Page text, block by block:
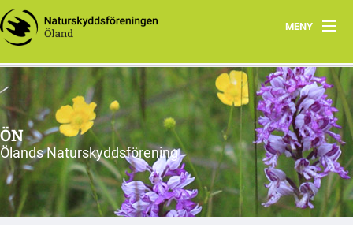
MENY
Hem
Om ÖN
Aktiviteter
ÖN tycker
Natur- och miljöorganisationer på Öland
ÖN
Ölands Naturskyddsförening